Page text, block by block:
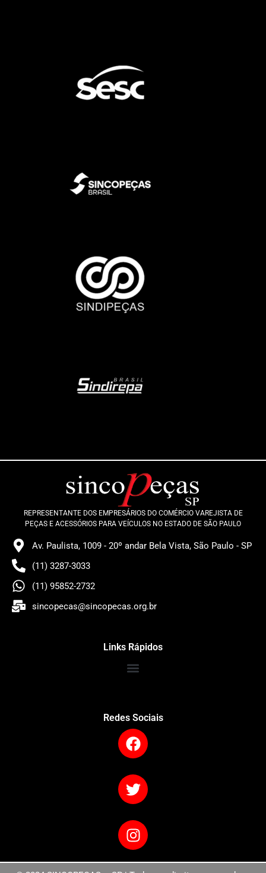
REPRESENTANTE DOS EMPRESÁRIOS DO COMÉRCIO VAREJISTA DE
PEÇAS E ACESSÓRIOS PARA VEÍCULOS NO ESTADO DE SÃO PAULO
Av. Paulista, 1009 - 20º andar Bela Vista, São Paulo - SP
(11) 3287-3033
(11) 95852-2732
sincopecas@sincopecas.org.br
Links Rápidos
Redes Sociais